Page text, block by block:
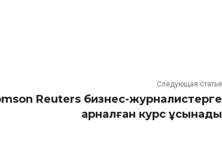
Следующая статья
Reuters бизнес-журналистерге
арналған курс ұсынады